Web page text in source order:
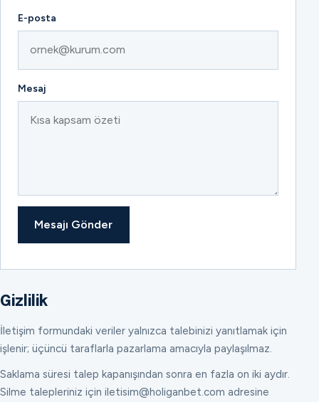
E-posta
Mesaj
Mesajı Gönder
Gizlilik
İletişim formundaki veriler yalnızca talebinizi yanıtlamak için
işlenir; üçüncü taraflarla pazarlama amacıyla paylaşılmaz.
Saklama süresi talep kapanışından sonra en fazla on iki aydır.
Silme talepleriniz için iletisim@holiganbet.com adresine